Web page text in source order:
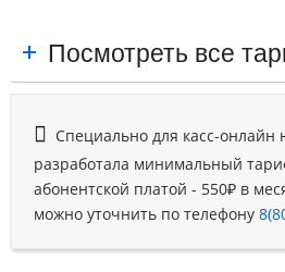
Посмотреть все
Специально для касс-
разработала минимальный
абонентской платой - 550₽ в
можно уточнить по телефону